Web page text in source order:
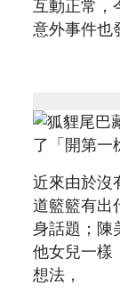
互動正常，
意外事件也
近來由於沒
道籃籃有出
身話題；陳
他女兒一樣
想法，